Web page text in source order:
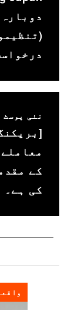
نئی پوسٹ
کے
کی ہے۔